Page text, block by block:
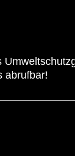
abrufbar!